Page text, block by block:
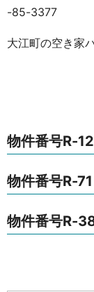
-85-3377
大江町の空き家
物件番号R-
物件番号R-
物件番号R-